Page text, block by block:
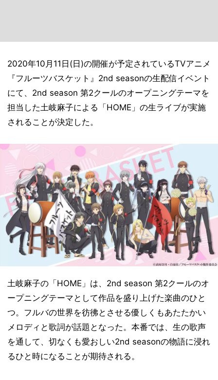
2020年10月11日(日)の開催が予定されているTVアニメ
『フルーツバスケット』2nd seasonの生配信イベント
にて、2nd season 第2クールのオープニングテーマを
担当した土岐麻子による「HOME」の生ライブが実施
されることが決定した。
土岐麻子の「HOME」は、2nd season 第2クールのオ
ープニングテーマとして作品を盛り上げた楽曲のひと
つ。フルバの世界を彷彿とさせる優しくもあたたかい
メロディと歌詞が話題となった。本番では、生の歌声
を通して、切なくも愛おしい2nd seasonの物語に浸れ
るひと時になることが期待される。